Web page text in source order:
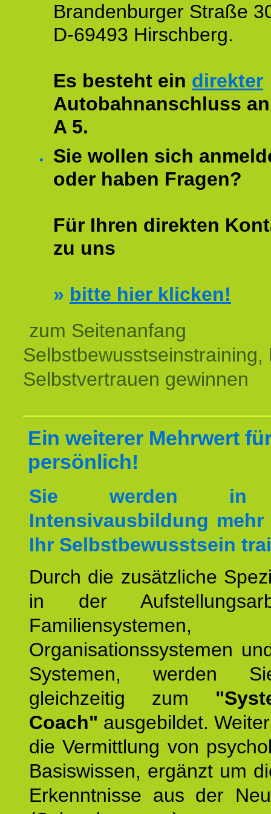
Brandenburger Straße
D-69493 Hirschberg.
Es besteht ein direkter
Autobahnanschluss
A 5.
Sie wollen sich
oder haben Fragen?
Für Ihren direkten
zu uns
» bitte hier klicken!
zum Seitenanfang
Selbstbewusstseinstraining,
Selbstvertrauen gewinnen
Ein weiterer Mehrwert
persönlich!
Sie werden in
Intensivausbildung
Ihr Selbstbewusstsein
Durch die zusätzliche
in der
Familiensystemen,
Organisationssystemen
Systemen, werden
gleichzeitig zum
Coach" ausgebildet.
die Vermittlung von
Basiswissen, ergänzt um
Erkenntnisse aus der